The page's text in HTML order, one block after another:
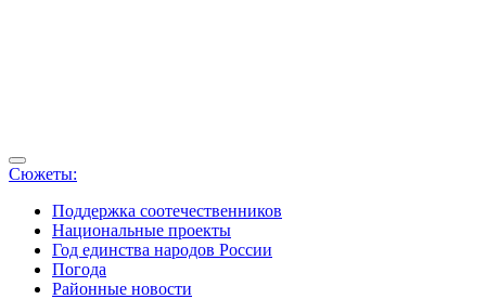
Сюжеты:
Поддержка соотечественников
Национальные проекты
Год единства народов России
Погода
Районные новости